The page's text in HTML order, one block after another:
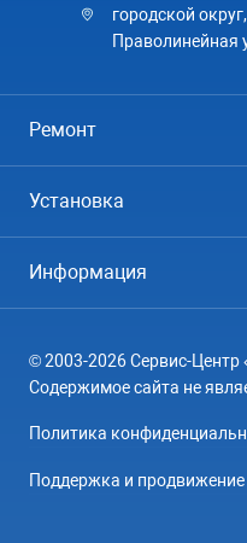
городской
Праволинейная
Ремонт
Посудомоечные
Кондиционеры
Варочные панели
Электроплиты
Установка
Кондиционеры
Информация
География
© 2003-2026 Сервис-
Содержимое сайта не
Политика
Поддержка и продвижение